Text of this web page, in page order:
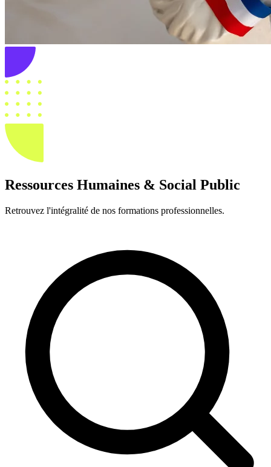
Ressources Humaines & Social Public
Retrouvez l'intégralité de nos formations professionnelles.